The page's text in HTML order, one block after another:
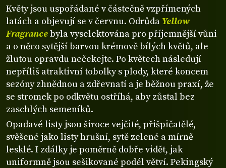
Květy jsou uspořádané v částečně vzpřímených
latách a objevují se v červnu. Odrůda Yellow
Fragrancebyla vyselektována pro příjemnější vůni
a o něco sytější barvou krémově bílých květů, ale
žlutou opravdu nečekejte. Po květech následují
nepříliš atraktivní tobolky s plody, které koncem
sezóny zhnědnou a zdřevnatí a je běžnou praxí, že
se stromek po odkvětu ostříhá, aby zůstal bez
zaschlých semeníků.
Opadavé listy jsou široce vejčité, přišpičatělé,
svěšené jako listy hrušní, sytě zelené a mírně
lesklé. I zdálky je poměrně dobře vidět, jak
uniformně jsou sešikované podél větví. Pekingský